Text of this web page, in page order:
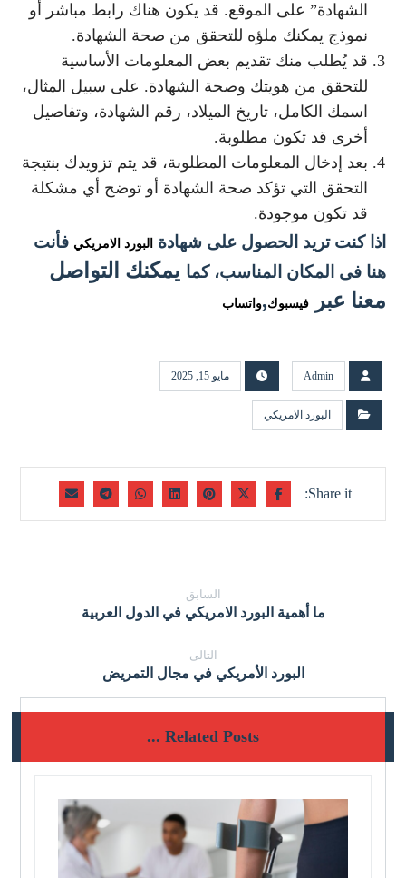
الشهادة” على الموقع. قد يكون هناك رابط مباشر أو
نموذج يمكنك ملؤه للتحقق من صحة الشهادة.
قد يُطلب منك تقديم بعض المعلومات الأساسية
للتحقق من هويتك وصحة الشهادة. على سبيل المثال،
اسمك الكامل، تاريخ الميلاد، رقم الشهادة، وتفاصيل
أخرى قد تكون مطلوبة.
بعد إدخال المعلومات المطلوبة، قد يتم تزويدك بنتيجة
التحقق التي تؤكد صحة الشهادة أو توضح أي مشكلة
قد تكون موجودة.
اذا كنت تريد الحصول على شهادة البورد الامريكي فأنت
هنا فى المكان المناسب، كما يمكنك التواصل
معنا عبرفيسبوك,واتساب
Admin مايو 15, 2025
البورد الامريكي
السابق
ما أهمية البورد الامريكي في الدول العربية
التالى
البورد الأمريكي في مجال التمريض
Related Posts ...